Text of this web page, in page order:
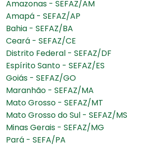
Amazonas - SEFAZ/AM
Amapá - SEFAZ/AP
Bahia - SEFAZ/BA
Ceará - SEFAZ/CE
Distrito Federal - SEFAZ/DF
Espírito Santo - SEFAZ/ES
Goiás - SEFAZ/GO
Maranhão - SEFAZ/MA
Mato Grosso - SEFAZ/MT
Mato Grosso do Sul - SEFAZ/MS
Minas Gerais - SEFAZ/MG
Pará - SEFA/PA